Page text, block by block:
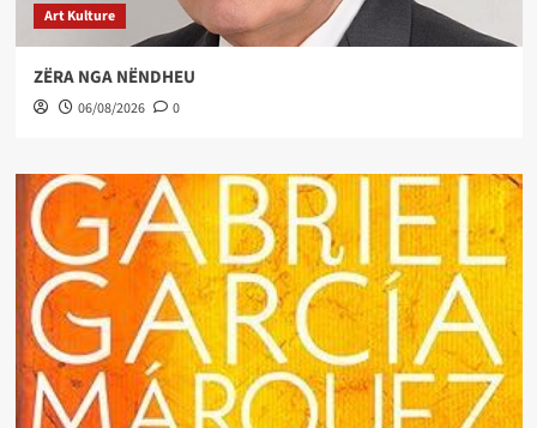
Art Kulture
ZËRA NGA NËNDHEU
06/08/2026 0